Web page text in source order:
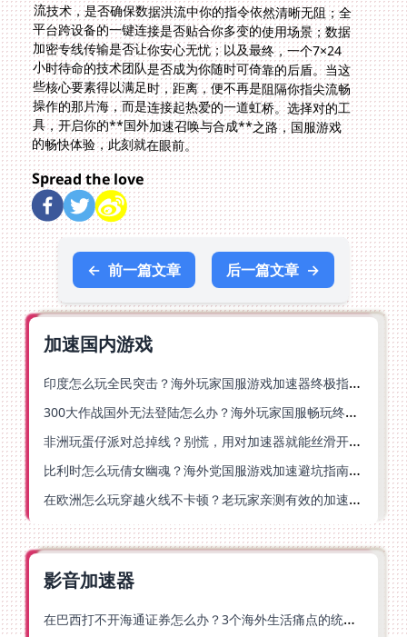
的畅快体验，此刻就在眼前。
Spread the love
← 前一篇文章 后一篇文章 →
加速国内游戏
印度怎么玩全民突击？海外玩家国服游戏加速器终极指南（附原神延迟优化+精灵之境加速器选择）
300大作战国外无法登陆怎么办？海外玩家国服畅玩终极指南（附实测推荐）
非洲玩蛋仔派对总掉线？别慌，用对加速器就能丝滑开跑！
比利时怎么玩倩女幽魂？海外党国服游戏加速避坑指南（附实测推荐）
在欧洲怎么玩穿越火线不卡顿？老玩家亲测有效的加速器选择指南
影音加速器
在巴西打不开海通证券怎么办？3个海外生活痛点的统一解决方案